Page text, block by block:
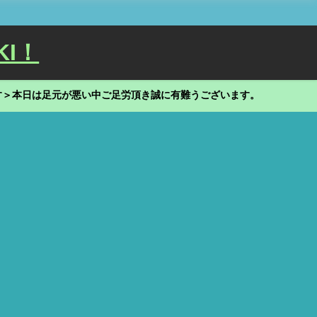
！
本日は足元が悪い中ご足労頂き誠に有難うございます。